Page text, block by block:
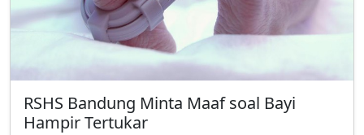
RSHS Bandung Minta Maaf soal Bayi
Hampir Tertukar